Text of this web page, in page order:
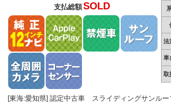
法
車
取
支払総額SOLD
[東海:愛知県] 認定中古車 スライディングサンル